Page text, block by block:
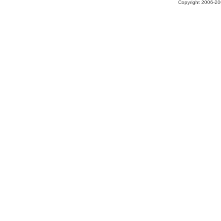
Copyright 2006-